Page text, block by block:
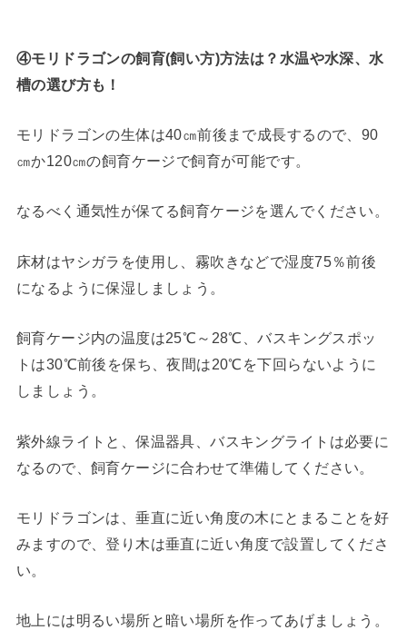
④モリドラゴンの飼育(飼い方)方法は？水温や水深、水
槽の選び方も！
モリドラゴンの生体は40㎝前後まで成長するので、90
㎝か120㎝の飼育ケージで飼育が可能です。
なるべく通気性が保てる飼育ケージを選んでください。
床材はヤシガラを使用し、霧吹きなどで湿度75％前後
になるように保湿しましょう。
飼育ケージ内の温度は25℃～28℃、バスキングスポッ
トは30℃前後を保ち、夜間は20℃を下回らないように
しましょう。
紫外線ライトと、保温器具、バスキングライトは必要に
なるので、飼育ケージに合わせて準備してください。
モリドラゴンは、垂直に近い角度の木にとまることを好
みますので、登り木は垂直に近い角度で設置してくださ
い。
地上には明るい場所と暗い場所を作ってあげましょう。